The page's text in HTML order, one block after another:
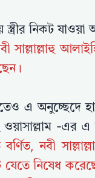
নিকট যাওয়া
সাল্লাল্লাহু
এ অনুচ্ছেদে
ওয়াসাল্লাম -এর
নবী
নিষেধ